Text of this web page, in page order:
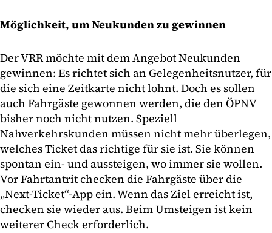
Möglichkeit, um Neukunden zu gewinnen
Der VRR möchte mit dem Angebot Neukunden
gewinnen: Es richtet sich an Gelegenheitsnutzer, für
die sich eine Zeitkarte nicht lohnt. Doch es sollen
auch Fahrgäste gewonnen werden, die den ÖPNV
bisher noch nicht nutzen. Speziell
Nahverkehrskunden müssen nicht mehr überlegen,
welches Ticket das richtige für sie ist. Sie können
spontan ein- und aussteigen, wo immer sie wollen.
Vor Fahrtantrit checken die Fahrgäste über die
„Next-Ticket“-App ein. Wenn das Ziel erreicht ist,
checken sie wieder aus. Beim Umsteigen ist kein
weiterer Check erforderlich.